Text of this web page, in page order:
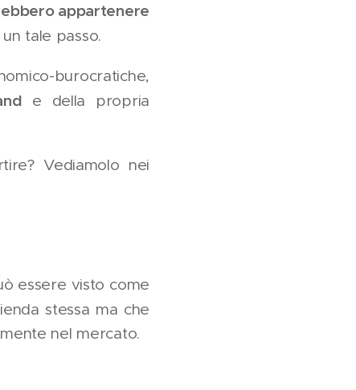
appartenere
tale passo.
burocratiche,
e della propria
Vediamolo nei
essere visto come
stessa ma che
nel mercato.